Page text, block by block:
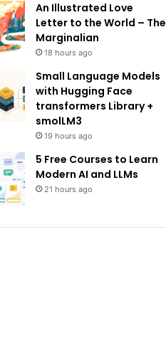
An Illustrated Love
Letter to the World – The
Marginalian
18 hours ago
Small Language Models
with Hugging Face
transformers Library +
smolLM3
19 hours ago
5 Free Courses to Learn
Modern AI and LLMs
21 hours ago